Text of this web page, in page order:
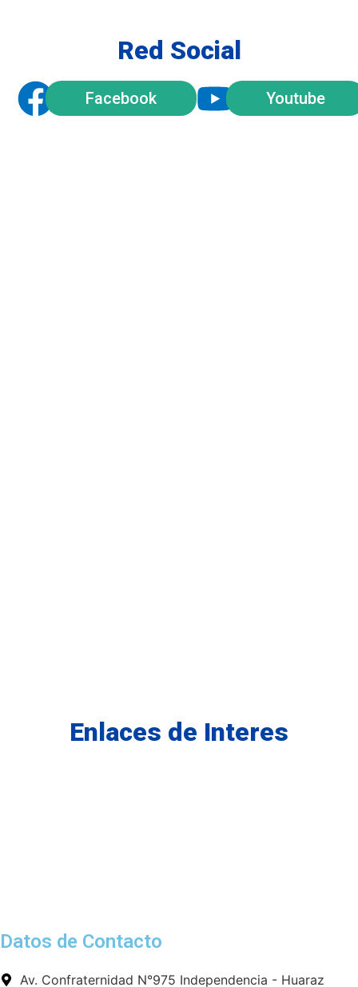
Red Social
Facebook Youtube
Enlaces de Interes
Datos de Contacto
Av. Confraternidad N°975 Independencia - Huaraz